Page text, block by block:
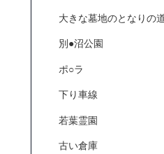
大きな墓地のとなりの
別●沼公園
ポ○ラ
下り車線
若葉霊園
古い倉庫